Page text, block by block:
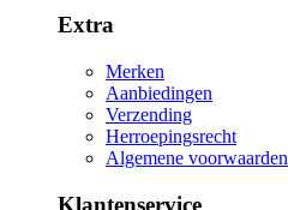
Extra
Merken
Aanbiedingen
Verzending
Herroepingsrecht
Algemene voorwaarden
Klantenservice